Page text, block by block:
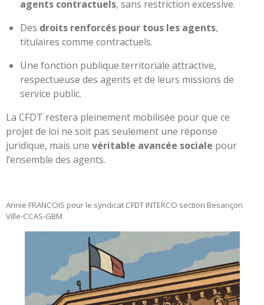
agents contractuels, sans restriction excessive.
Des droits renforcés pour tous les agents,
titulaires comme contractuels.
Une fonction publique territoriale attractive,
respectueuse des agents et de leurs missions de
service public.
La CFDT restera pleinement mobilisée pour que ce
projet de loi ne soit pas seulement une réponse
juridique, mais une véritable avancée sociale pour
l’ensemble des agents.
Annie FRANCOIS pour le syndicat CFDT INTERCO section Besançon
Ville-CCAS-GBM